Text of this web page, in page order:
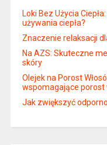
Loki Bez Użycia
używania ciepła?
Znaczenie relaksacji
Na AZS: Skuteczne
skóry
Olejek na Porost
wspomagające porost
Jak zwiększyć